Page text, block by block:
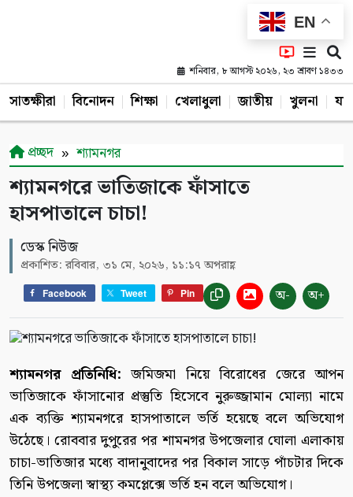
EN
শনিবার, ৮ আগস্ট ২০২৬, ২৩ শ্রাবণ ১৪৩৩
সাতক্ষীরা বিনোদন শিক্ষা খেলাধুলা জাতীয় খুলনা
প্রচ্ছদ শ্যামনগর
শ্যামনগরে ভাতিজাকে ফাঁসাতে
হাসপাতালে চাচা!
ডেস্ক নিউজ
প্রকাশিত: রবিবার, ৩১ মে, ২০২৬, ১১:১৭ অপরাহ্ণ
Facebook Tweet Pin অ- অ+
শ্যামনগর প্রতিনিধি: জমিজমা নিয়ে বিরোধের জেরে আপন
ভাতিজাকে ফাঁসানোর প্রস্তুতি হিসেবে নুরুজ্জামান মোল্যা নামে
এক ব্যক্তি শ্যামনগরে হাসপাতালে ভর্তি হয়েছে বলে অভিযোগ
উঠেছে। রোববার দুপুরের পর শামনগর উপজেলার ঘোলা এলাকায়
চাচা-ভাতিজার মধ্যে বাদানুবাদের পর বিকাল সাড়ে পাঁচটার দিকে
তিনি উপজেলা স্বাস্থ্য কমপ্লেক্সে ভর্তি হন বলে অভিযোগ।